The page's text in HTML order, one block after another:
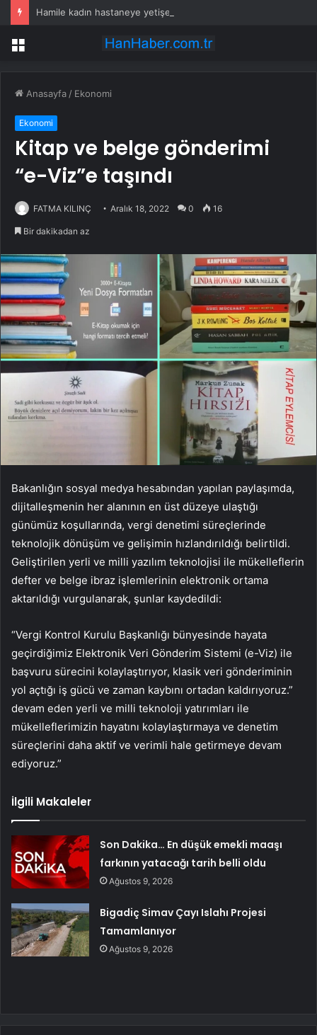
Menü
Anasayfa / Ekonomi
Ekonomi
Kitap ve belge gönderimi
“e-Viz”e taşındı
FATMA KILINÇ Aralık 18, 2022 0 16
Bir dakikadan az
Bakanlığın sosyal medya hesabından yapılan paylaşımda,
dijitalleşmenin her alanının en üst düzeye ulaştığı
günümüz koşullarında, vergi denetimi süreçlerinde
teknolojik dönüşüm ve gelişimin hızlandırıldığı belirtildi.
Geliştirilen yerli ve milli yazılım teknolojisi ile mükelleflerin
defter ve belge ibraz işlemlerinin elektronik ortama
aktarıldığı vurgulanarak, şunlar kaydedildi:
“Vergi Kontrol Kurulu Başkanlığı bünyesinde hayata
geçirdiğimiz Elektronik Veri Gönderim Sistemi (e-Viz) ile
başvuru sürecini kolaylaştırıyor, klasik veri gönderiminin
yol açtığı iş gücü ve zaman kaybını ortadan kaldırıyoruz.”
devam eden yerli ve milli teknoloji yatırımları ile
mükelleflerimizin hayatını kolaylaştırmaya ve denetim
süreçlerini daha aktif ve verimli hale getirmeye devam
ediyoruz.”
İlgili Makaleler
Son Dakika… En düşük emekli maaşı
farkının yatacağı tarih belli oldu
Ağustos 9, 2026
Bigadiç Simav Çayı Islahı Projesi
Tamamlanıyor
Ağustos 9, 2026